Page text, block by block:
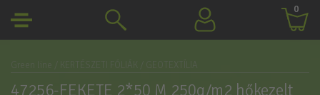
0
47256-FEKETE 2*50 M 250g/m2 hőkezelt